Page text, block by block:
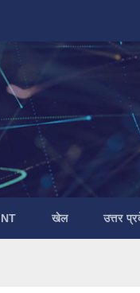
खेल उत्तर